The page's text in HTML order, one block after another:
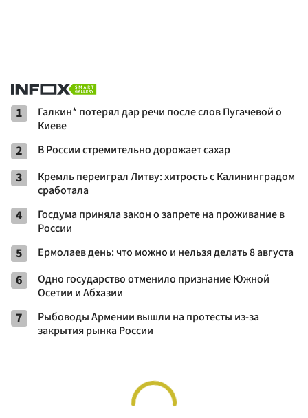
1
Галкин* потерял дар речи после слов Пугачевой о
Киеве
2 В России стремительно дорожает сахар
3
Кремль переиграл Литву: хитрость с Калининградом
сработала
4
Госдума приняла закон о запрете на проживание в
России
5 Ермолаев день: что можно и нельзя делать 8 августа
6
Одно государство отменило признание Южной
Осетии и Абхазии
7
Рыбоводы Армении вышли на протесты из-за
закрытия рынка России